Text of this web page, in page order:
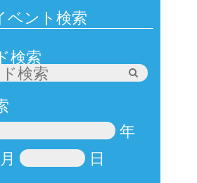
ベント検索
検索
年
月
日